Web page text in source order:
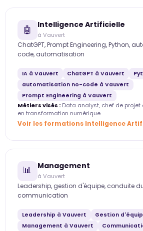
🤖 Intelligence Artificielle
à Vauvert
ChatGPT, Prompt Engineering, Python,
code, automatisation
IA à Vauvert ChatGPT à Vauvert
automatisation no-code à Vauvert
Prompt Engineering à Vauvert
Métiers visés : Data analyst, chef de
en transformation numérique
Voir les formations Intelligence
📊 Management
à Vauvert
Leadership, gestion d'équipe, conduite
communication
Leadership à Vauvert
Gestion
Management à Vauvert